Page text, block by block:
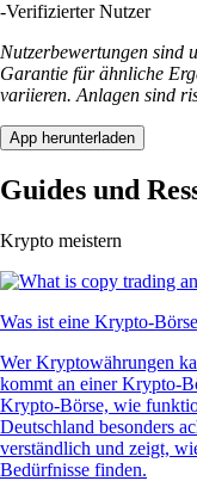
-Verifizierter Nutzer
Nutzerbewertungen sind
Garantie für ähnliche
variieren. Anlagen sind
App herunterladen
Guides und
Krypto meistern
Was ist eine Krypto-
Wer Kryptowährungen
kommt an einer Krypto-
Krypto-Börse, wie
Deutschland besonders
verständlich und zeigt,
Bedürfnisse finden.